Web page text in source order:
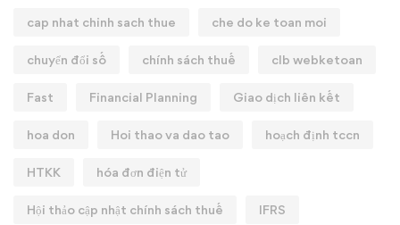
cap nhat chinh sach thue che do ke toan moi
chuyển đổi số chính sách thuế clb webketoan
Fast Financial Planning Giao dịch liên kết
hoa don Hoi thao va dao tao hoạch định tccn
HTKK hóa đơn điện tử
Hội thảo cập nhật chính sách thuế IFRS